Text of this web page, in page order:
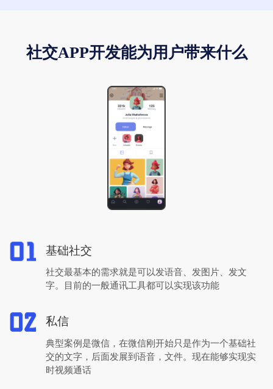
社交APP开发能为用户带来什么
基础社交
社交最基本的需求就是可以发语音、发图片、发文
字。目前的一般通讯工具都可以实现该功能
私信
典型案例是微信，在微信刚开始只是作为一个基础社
交的文字，后面发展到语音，文件。现在能够实现实
时视频通话